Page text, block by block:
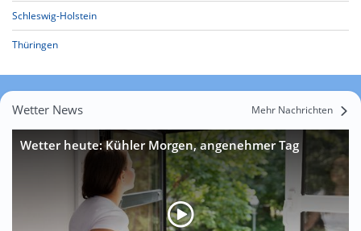
Schleswig-Holstein
Thüringen
Wetter News Mehr Nachrichten
Wetter heute: Kühler Morgen, angenehmer Tag